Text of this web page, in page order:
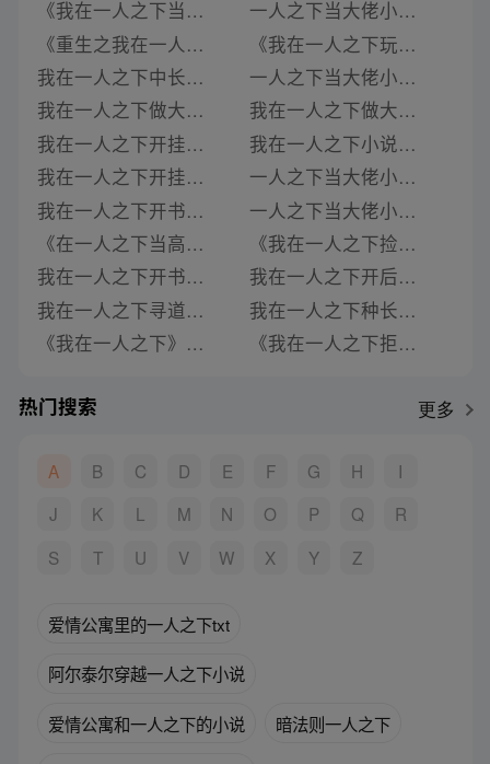
《我在一人之下当临时工》类似推荐
《重生之我在一人之下当一个魂》类似推荐
我在一人之下中长生txt下载
我在一人之下做大佬小说免费阅读下载
我在一人之下开挂小说下载
我在一人之下开挂免费阅读小说下载
我在一人之下开书店小说免费阅读全文下载
《在一人之下当高手》类似推荐
我在一人之下开书店小说免费阅读无弹窗下载
我在一人之下寻道小说免费阅读全文下载
《我在一人之下》类似推荐
一人之下当大佬小说最新章节阅读下载
《我在一人之下玩修仙》类似推荐
一人之下当大佬小说最新章节下载
我在一人之下做大佬小说
我在一人之下小说免费阅读
一人之下当大佬小说最新章节下载免费
一人之下当大佬小说最新章节免费阅读下载
《我在一人之下捡属性》类似推荐
我在一人之下开后宫小说全文免费
我在一人之下种长生txt
《我在一人之下拒收病婿》类似推荐
热门搜索 更多
A B C D E F G H
I
J
K L M N O P Q
R
S
T U V W X Y Z
爱情公寓里的一人之下txt
阿尔泰尔穿越一人之下小说
爱情公寓和一人之下的小说 暗法则一人之下